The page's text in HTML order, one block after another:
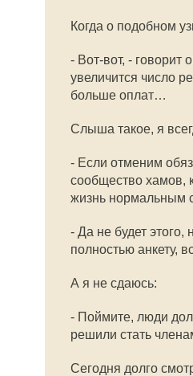
Когда о подобном
- Вот-вот, - говорит
увеличится число
больше оплат…
Слыша такое, я
- Если отменим
сообщество хамов,
жизнь нормальным
- Да не будет этого,
полностью анкету,
А я не сдаюсь:
- Поймите, люди
решили стать
Сегодня долго